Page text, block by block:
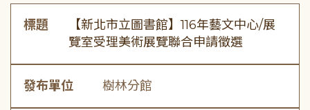
標題
【新北市立圖書館】116年藝文中心/展
覽室受理美術展覽聯合申請徵選
發布單位 樹林分館